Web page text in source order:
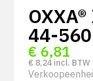
44-
€ 6,81
€ 8,24 incl. BTW